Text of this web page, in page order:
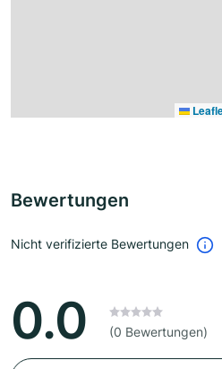
Bewertungen
Nicht verifizierte Bewertungen
0.0 (0 Bewertungen)